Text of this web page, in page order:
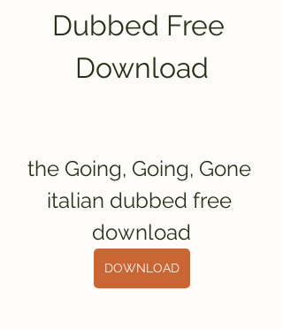
Dubbed Free
Download
the Going, Going, Gone
italian dubbed free
download
DOWNLOAD